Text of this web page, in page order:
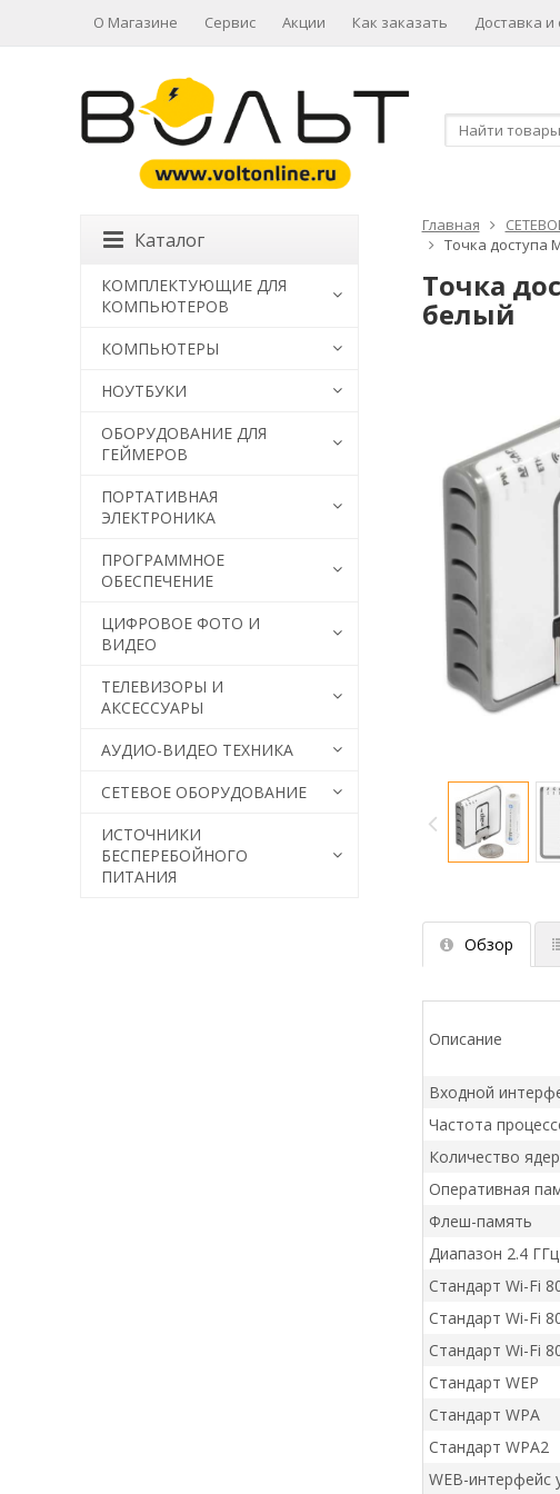
О Магазине Сервис Акции Как заказать Доставка и
Главная
Точка доступа
Точка
белый
Обзор
Описание
Входной
Частота
Количество
Оперативная
Флеш-память
Диапазон 2.4 ГГц
Стандарт Wi-Fi
Стандарт Wi-Fi
Стандарт Wi-Fi
Стандарт WEP
Стандарт WPA
Стандарт WPA2
WEB-интерфейс
Каталог
КОМПЛЕКТУЮЩИЕ ДЛЯ
КОМПЬЮТЕРОВ
КОМПЬЮТЕРЫ
НОУТБУКИ
ОБОРУДОВАНИЕ ДЛЯ
ГЕЙМЕРОВ
ПОРТАТИВНАЯ
ЭЛЕКТРОНИКА
ПРОГРАММНОЕ
ОБЕСПЕЧЕНИЕ
ЦИФРОВОЕ ФОТО И
ВИДЕО
ТЕЛЕВИЗОРЫ И
АКСЕССУАРЫ
АУДИО-ВИДЕО ТЕХНИКА
СЕТЕВОЕ ОБОРУДОВАНИЕ
ИСТОЧНИКИ
БЕСПЕРЕБОЙНОГО
ПИТАНИЯ